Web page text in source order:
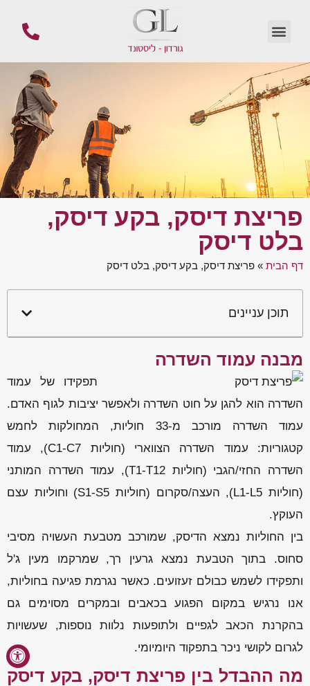
פריצת דיסק, בקע דיסק,
בלט דיסק
דף הבית » פריצת דיסק, בקע דיסק, בלט דיסק
תוכן עניינים
מבנה עמוד השדרה
תפקידו של עמוד
השדרה הוא להגן על חוט השדרה ולאפשר יציבות לגוף האדם.
עמוד השדרה מורכב מ-33 חוליות, המחולקות לחמש
קטגוריות: עמוד השדרה הצווארי (חוליות C1-C7), עמוד
השדרה החזי/הגבי (חוליות T1-T12), עמוד השדרה המותני
(חוליות L1-L5), העצה/סקרום (חוליות S1-S5) וחוליות עצם
העוקץ.
בין החוליות נמצא הדיסק, שמורכב מטבעת העשויה מסיבי
סחוס. בתוך הטבעת נמצא גרעין רך, שמרקמו מעין ג'ל
ותפקידו לשמש כבולם זעזועים. כאשר נגרמת פגיעה בחוליות,
אנו נרגיש במקום הפגוע בכאבים ובמקרים מסוימים גם
בהקרנת הכאב לגפיים ולתופעות נלוות נוספות, שעשויות
לגרום לקושי ניכר בתפקוד היומיומי.
מה ההבדל בין פריצת דיסק, בקע דיסק